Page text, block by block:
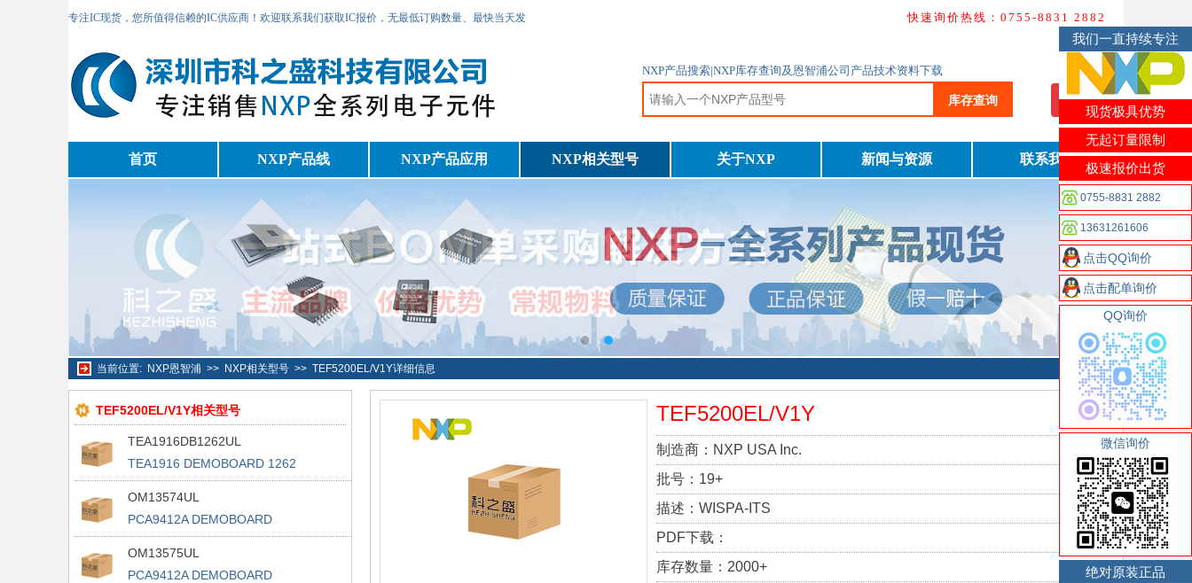
专注IC现货，您所值得信赖的IC供应商！欢迎联系我们获取IC报价，无最低订购数量、最快当天发 快速询价热线：0755-8831 2882
NXP产品搜索|NXP库存查询及恩智浦公司产品技术资料下载
库存查询 我要询价
首页 NXP产品线 NXP产品应用 NXP相关型号 关于NXP 新闻与资源 联系我们
当前位置: NXP恩智浦 >> NXP相关型号 >> TEF5200EL/V1Y详细信息
TEF5200EL/V1Y相关型号
TEA1916DB1262UL
TEA1916 DEMOBOARD 1262
OM13574UL
PCA9412A DEMOBOARD
OM13575UL
PCA9412A DEMOBOARD
TEF5200EL/V1Y
制造商： NXP USA Inc.
批号： 19+
描述： WISPA-ITS
PDF下载：
库存数量： 2000+
我们一直持续专注
现货极具优势
无起订量限制
极速报价出货
0755-8831 2882
13631261606
点击QQ询价
点击配单询价
QQ询价
微信询价
绝对原装正品